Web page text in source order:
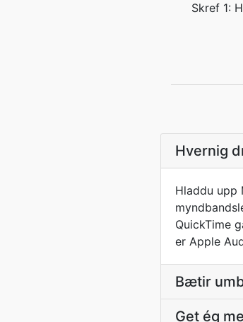
Skref 1:
Hvernig
Hladdu upp
QuickTime
er Apple
Bætir
Get ég